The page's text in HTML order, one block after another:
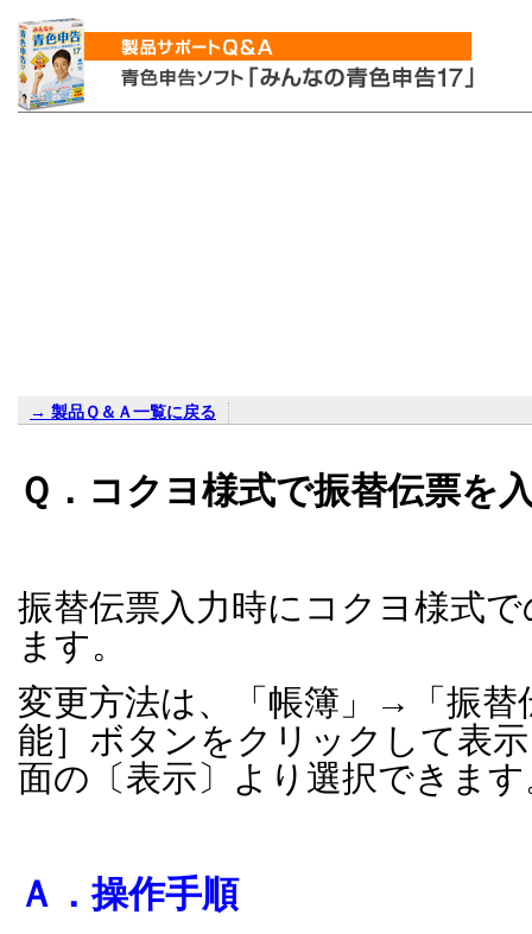
→ 製品Ｑ＆Ａ一覧に戻る
Ｑ．コクヨ様式で振替伝票を
振替伝票入力時にコクヨ様式
ます。
変更方法は、「帳簿」→「振替
能］ボタンをクリックして表
面の〔表示〕より選択できます
Ａ．操作手順